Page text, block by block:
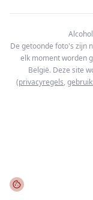
De getoonde foto's zijn
elk moment worden
België. Deze site
(privacyregels,